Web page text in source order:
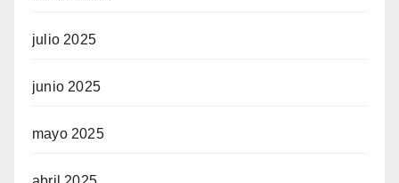
julio 2025
junio 2025
mayo 2025